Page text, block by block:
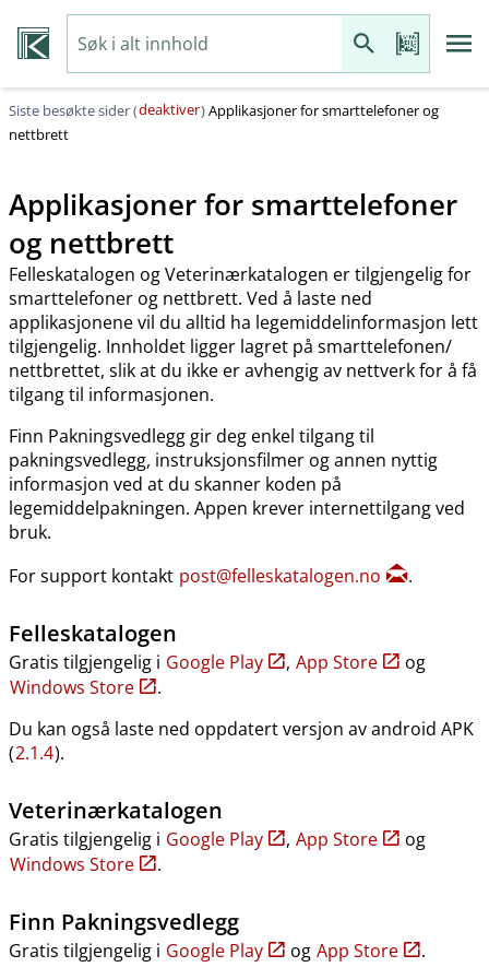
Siste besøkte sider (deaktiver)Applikasjoner for smarttelefoner og
nettbrett
Applikasjoner for smarttelefoner
og nettbrett
Felleskatalogen og Veterinærkatalogen er tilgjengelig for
smarttelefoner og nettbrett. Ved å laste ned
applikasjonene vil du alltid ha legemiddelinformasjon lett
tilgjengelig. Innholdet ligger lagret på smarttelefonen​/​
nettbrettet, slik at du ikke er avhengig av nettverk for å få
tilgang til informasjonen.
Finn Pakningsvedlegg gir deg enkel tilgang til
pakningsvedlegg, instruksjonsfilmer og annen nyttig
informasjon ved at du skanner koden på
legemiddelpakningen. Appen krever internettilgang ved
bruk.
For support kontakt post@felleskatalogen.no .
Felleskatalogen
Gratis tilgjengelig i Google Play , App Store
og
Windows Store
.
Du kan også laste ned oppdatert versjon av android APK
(2.1.4).
Veterinærkatalogen
Gratis tilgjengelig i Google Play , App Store
og
Windows Store
.
Finn Pakningsvedlegg
Gratis tilgjengelig i Google Play og App Store .